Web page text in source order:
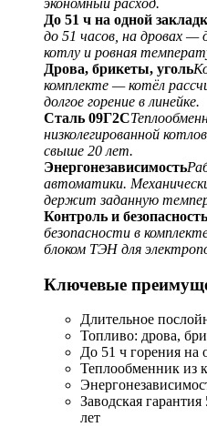
экономный расход.
До 51 ч на одной
до 51 часов, на дровах —
котлу и ровная
Дрова, брикеты, уголь
комплекте — котёл
долгое горение в линейке.
Сталь 09Г2С
низколегированной
свыше 20 лет.
Энергонезависимость
автоматики.
держит заданную
Контроль и безопасность
безопасности в
блоком ТЭН для
Ключевые
Длительное
Топливо: дрова,
До 51 ч горения на
Теплообменник из
Заводская
лет